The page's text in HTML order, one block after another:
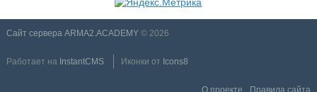
Сайт сервера ARMA2.ACADEMY© 2026
Работает на InstantCMS Иконки от Icons8